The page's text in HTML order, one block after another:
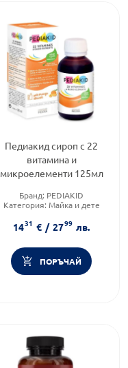
Педиакид сироп с 22
витамина и
микроелементи 125мл
Бранд: PEDIAKID
Категория: Майка и дете
1431 € / 2799 лв.
ПОРЪЧАЙ